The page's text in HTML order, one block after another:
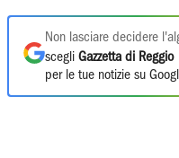
Non lasciare decidere
scegli Gazzetta di Reggio
per le tue notizie su